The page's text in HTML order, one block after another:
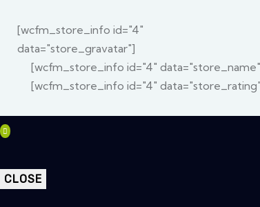
[wcfm_store_info id="4"
data="store_gravatar"]
[wcfm_store_info id="4"
[wcfm_store_info id="4"
CLOSE